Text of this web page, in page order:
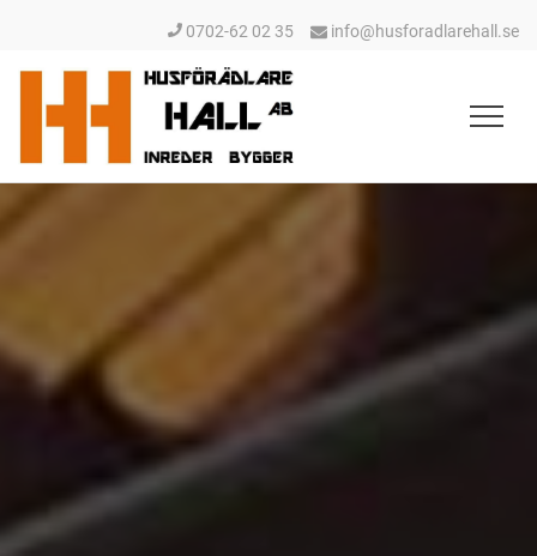
0702-62 02 35 info@husforadlarehall.se